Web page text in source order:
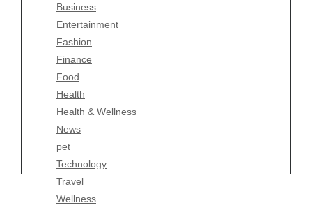
Business
Entertainment
Fashion
Finance
Food
Health
Health & Wellness
News
pet
Technology
Travel
Wellness
Health
Health & Wellness
News
pet
Technology
Travel
Wellness